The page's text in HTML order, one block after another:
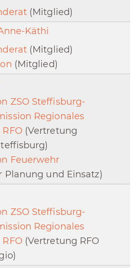
(Mitglied)
Käthi
(Mitglied)
(Mitglied)
ZSO Steffisburg-
Regionales
(Vertretung
Feuerwehr
Planung und Einsatz)
ZSO Steffisburg-
Regionales
(Vertretung RFO